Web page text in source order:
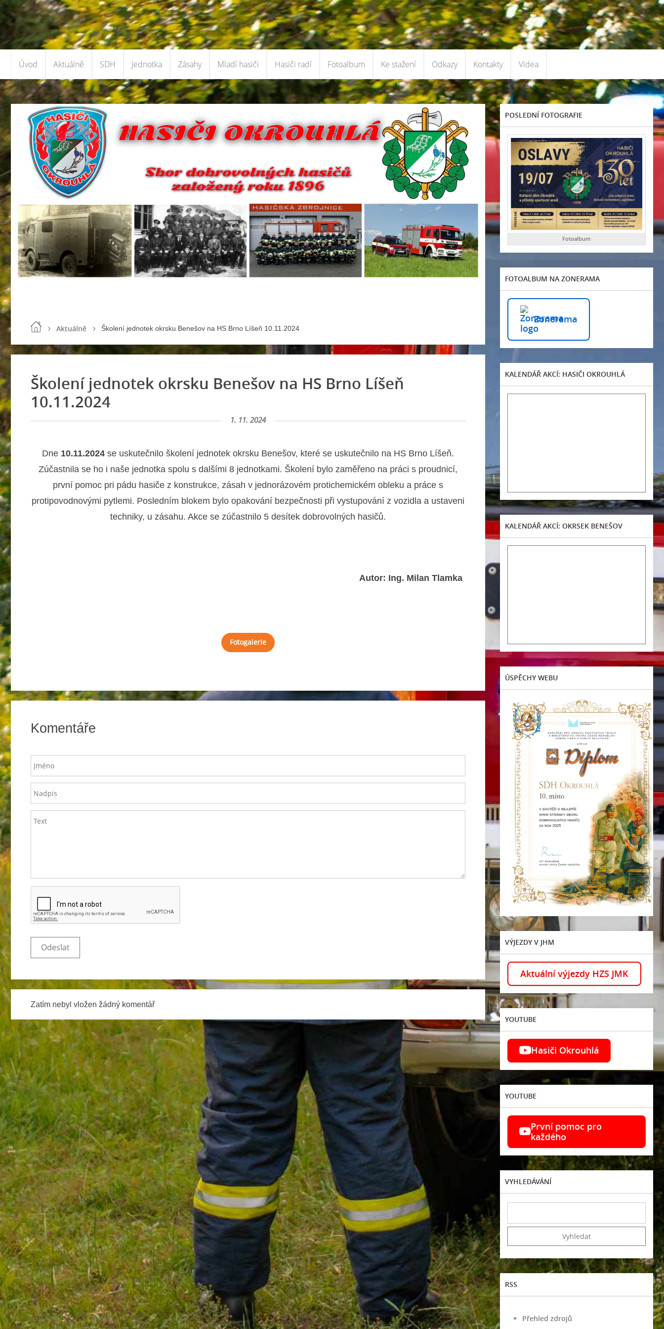
Úvod Aktuálně SDH Jednotka Zásahy Mladí hasiči Hasiči radí Fotoalbum Ke stažení Odkazy Kontakty Videa
Aktuálně Školení jednotek okrsku Benešov na HS Brno Líšeň 10.11.2024
Školení jednotek okrsku Benešov na HS Brno Líšeň
10.11.2024
1. 11. 2024
Dne 10.11.2024 se uskutečnilo školení jednotek okrsku Benešov, které se uskutečnilo na HS Brno Líšeň.
Zúčastnila se ho i naše jednotka spolu s dalšími 8 jednotkami. Školení bylo zaměřeno na práci s proudnicí,
první pomoc pri pádu hasiče z konstrukce, zásah v jednorázovém protichemickém obleku a práce s
protipovodnovými pytlemi. Posledním blokem bylo opakování bezpečnosti při vystupování z vozidla a ustaveni
techniky, u zásahu. Akce se zúčastnilo 5 desítek dobrovolných hasičů.
Autor: Ing. Milan Tlamka
Komentáře
Zatím nebyl vložen žádný komentář
POSLEDNÍ FOTOGRAFIE
Fotoalbum
FOTOALBUM NA ZONERAMA
Zonerama
KALENDÁŘ AKCÍ: HASIČI OKROUHLÁ
KALENDÁŘ AKCÍ: OKRSEK BENEŠOV
ÚSPĚCHY WEBU
VÝJEZDY V JHM
Aktuální výjezdy HZS JMK
YOUTUBE
Hasiči Okrouhlá
YOUTUBE
První pomoc pro
každého
VYHLEDÁVÁNÍ
RSS
Přehled zdrojů